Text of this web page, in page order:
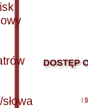
DOSTĘP
|